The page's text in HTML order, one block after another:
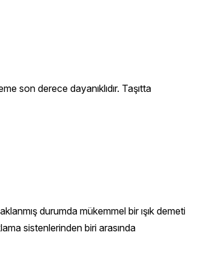
son derece dayanıklıdır. Taşıtta
durumda mükemmel bir ışık demeti
sistenlerinden biri arasında